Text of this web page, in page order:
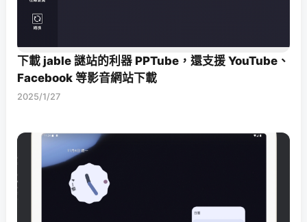
下載 jable 謎站的利器 PPTube，還支援 YouTube、
Facebook 等影音網站下載
2025/1/27